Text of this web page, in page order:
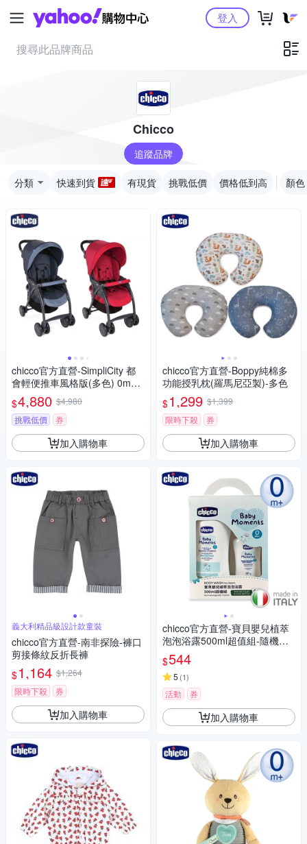
Yahoo購物中心登入
Chicco
追蹤品牌
分類 快速到貨 有現貨 挑戰低價 價格低到高 顏色
chicco官方直營-SimpliCity 都
會輕便推車風格版(多色) 0m
+適用
$4,880 $4,980
挑戰低價
券
加入購物車
義大利精品級設計款童裝
chicco官方直營-南非探險-褲口
剪接條紋反折長褲
$1,164 $1,264
限時下殺
券
加入購物車
chicco官方直營-Boppy純棉多
功能授乳枕(羅馬尼亞製)-多色
$1,299 $1,399
限時下殺
券
加入購物車
chicco官方直營-寶貝嬰兒植萃
泡泡浴露500ml超值組-隨機搭
配200ml沐浴保養品
$544
5 (1)
活動 券
加入購物車